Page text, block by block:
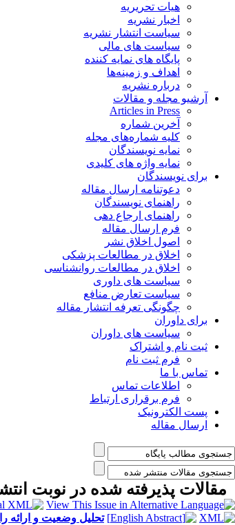
هیات تحریریه
اخبار نشریه
سیاست انتشار نشریه
سیاست های مالی
پایگاه های نمایه کننده
اهداف و زمینه‌ها
درباره نشریه
آرشیو مجله و مقالات
Articles in Press
آخرین شماره
کلیه شماره‌های مجله
نمایه نویسندگان
نمایه واژه های کلیدی
برای نویسندگان
دعوتنامه ارسال مقاله
راهنمای نویسندگان
راهنمای ارجاع دهی
فرم ارسال مقاله
اصول اخلاق نشر
اخلاق در مطالعات پزشکی
اخلاق در مطالعات روانشناسی
سیاست های داوری
سیاست تعارض منافع
چگونگی تعرفه انتشار مقاله
برای داوران
سیاست های داوران
ثبت نام و اشتراک
فرم ثبت نام
تماس با ما
اطلاعات تماس
فرم برقراری ارتباط
پست الکترونیک
ارسال مقاله
مقالات پذیرفته شده در نوبت
تحلیل وضعیت و ارائه